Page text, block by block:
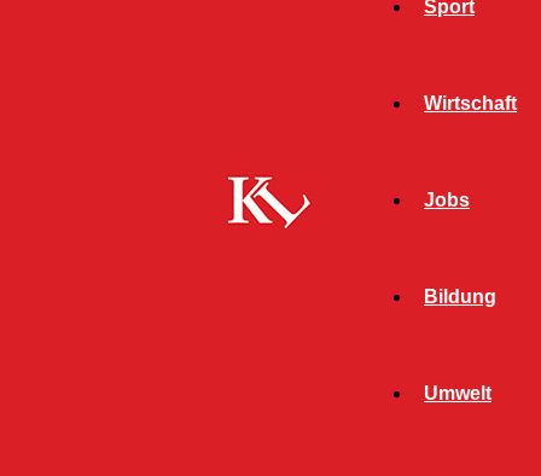
Sport
Wirtschaft
Jobs
Bildung
Umwelt